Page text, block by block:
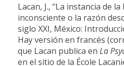
Lacan, J., “La instancia de
inconsciente o la razón
siglo XXI, México:
Hay versión en francés
que Lacan publica en La
en el sitio de la École